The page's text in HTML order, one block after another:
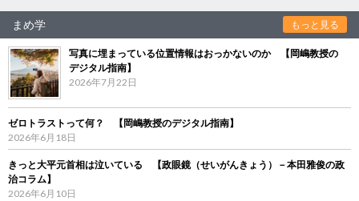
まめ学 もっと見る
写真に埋まっている位置情報はおっかないのか 【岡嶋教授の
デジタル指南】
2026年7月22日
ゼロトラストって何？ 【岡嶋教授のデジタル指南】
2026年6月18日
きっと大平元首相は泣いている 【政眼鏡（せいがんきょう）－本田雅俊の政
治コラム】
2026年6月10日